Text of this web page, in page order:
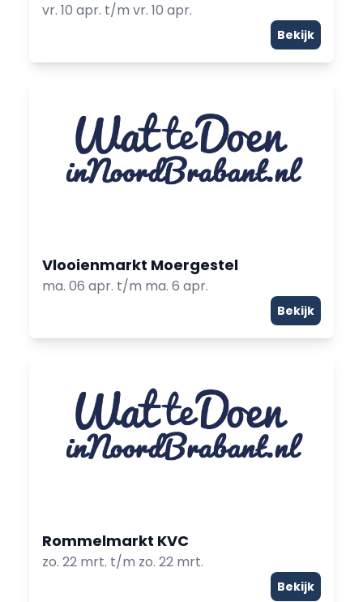
vr. 10 apr. t/m vr. 10 apr.
Bekijk
Vlooienmarkt Moergestel
ma. 06 apr. t/m ma. 6 apr.
Bekijk
Rommelmarkt KVC
zo. 22 mrt. t/m zo. 22 mrt.
Bekijk